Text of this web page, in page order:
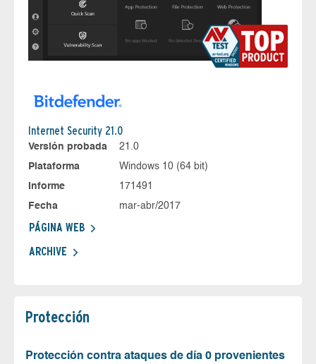
Internet Security 21.0
Versión probada
21.0
Plataforma
Windows 10 (64 bit)
Informe
171491
Fecha
mar-abr/2017
PÁGINA WEB
ARCHIVE
Protección
Protección contra ataques de día 0 provenientes